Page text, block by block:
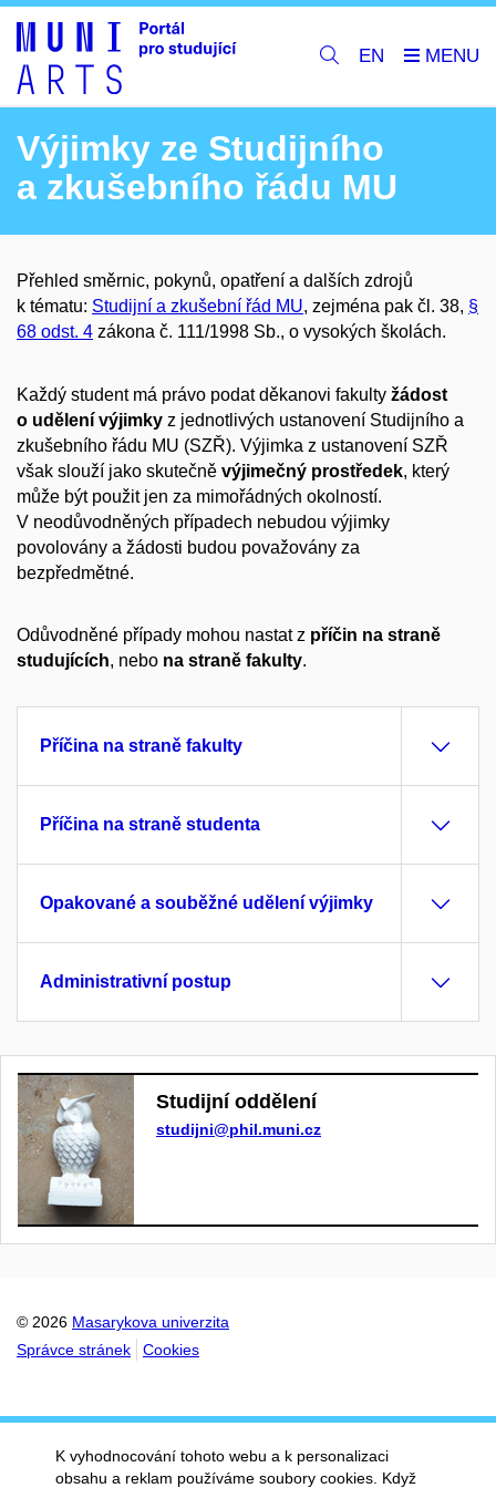
EN
Výjimky ze Studijního
a zkušebního řádu MU
Přehled směrnic, pokynů, opatření a dalších zdrojů
k tématu: Studijní a zkušební řád MU, zejména pak čl. 38, §
68 odst. 4 zákona č. 111/1998 Sb., o vysokých školách.
Každý student má právo podat děkanovi fakulty žádost
o udělení výjimky z jednotlivých ustanovení Studijního a
zkušebního řádu MU (SZŘ). Výjimka z ustanovení SZŘ
však slouží jako skutečně výjimečný prostředek, který
může být použit jen za mimořádných okolností.
V neodůvodněných případech nebudou výjimky
povolovány a žádosti budou považovány za
bezpředmětné.
Odůvodněné případy mohou nastat z příčin na straně
studujících, nebo na straně fakulty.
Příčina na straně fakulty
Příčina na straně studenta
Opakované a souběžné udělení výjimky
Administrativní postup
Studijní oddělení
studijni@phil.muni.cz
© 2026 Masarykova univerzita
Správce stránek
Cookies
K vyhodnocování tohoto webu a k personalizaci
obsahu a reklam používáme soubory cookies. Když